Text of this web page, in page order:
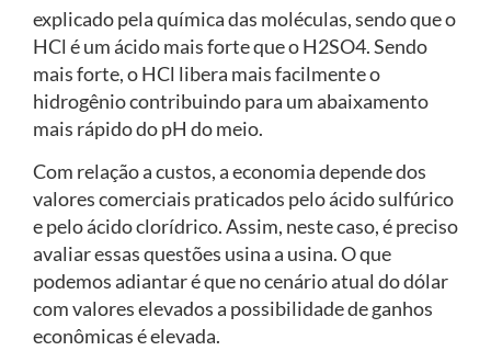
explicado pela química das moléculas, sendo que o
HCl é um ácido mais forte que o H2SO4. Sendo
mais forte, o HCl libera mais facilmente o
hidrogênio contribuindo para um abaixamento
mais rápido do pH do meio.
Com relação a custos, a economia depende dos
valores comerciais praticados pelo ácido sulfúrico
e pelo ácido clorídrico. Assim, neste caso, é preciso
avaliar essas questões usina a usina. O que
podemos adiantar é que no cenário atual do dólar
com valores elevados a possibilidade de ganhos
econômicas é elevada.